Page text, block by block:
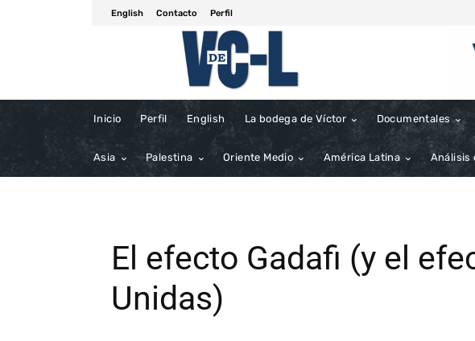
English Contacto Perfil
Inicio Perfil English La bodega de Víctor Documentales
Asia Palestina Oriente Medio América Latina Análisis
El efecto Gadafi (y el
Unidas)